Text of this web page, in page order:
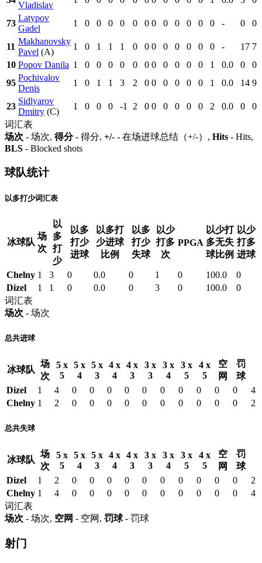
Vladislav
73
Latypov
Gadel
1 0 0 0 0 0 0 0 0 0 0 0 0 - 0 0
11
Makhanovsky
Pavel (A)
1 0 1 1 1 0 0 0 0 0 0 0 0 - 17 7
10 Popov Danila 1 0 0 0 0 0 0 0 0 0 0 0 1 0.0 0
0
95
Pochivalov
Denis
1 0 1 1 3 2 0 0 0 0 0 0 1 0.0 14 9
23
Sidlyarov
Dmitry (C)
1 0 0 0 -1 2 0 0 0 0 0 0 2 0.0 0
0
词汇表
场次 - 场次, 得分- 得分, +/- - 在场进球总结（+/-）, Hits - Hits,
BLS - Blocked shots
球队统计
以多打少词汇表
冰球队
场
次
以
多
打
少
以多
打少
进球
以多打
少进球
比例
以多
打少
失球
以少
打多
次
PPGA
以少打
多无失
球比例
以少
打多
进球
Chelny 1 3 0 0.0 0 1 0 100.0
0
Dizel
1 1 0 0.0 0 3 0 100.0
0
词汇表
场次 - 场次
总共进球
冰球队
场
次
5 x
5
5 x
4
5 x
3
4 x
4
4 x
3
3 x
3
3 x
4
3 x
5
4 x
5
空
网
罚
球
Dizel
1 4 0 0 0 0 0 0 0 0 0 0
4
Chelny 1 2 0 0 0 0 0 0 0 0 0 0 2
总共失球
冰球队
场
次
5 x
5
5 x
4
5 x
3
4 x
4
4 x
3
3 x
3
3 x
4
3 x
5
4 x
5
空
网
罚
球
Dizel
1 2 0 0 0 0 0 0 0 0 0 0
2
Chelny 1 4 0 0 0 0 0 0 0 0 0 0
4
词汇表
场次 - 场次, 空网 - 空网, 罚球- 罚球
射门